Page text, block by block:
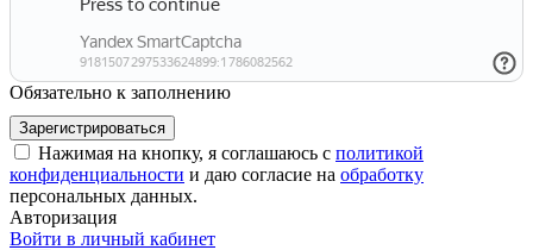
Обязательно к заполнению
Нажимая на кнопку, я соглашаюсь с политикой
конфиденциальности и даю согласие на обработку
персональных данных.
Авторизация
Войти в личный кабинет